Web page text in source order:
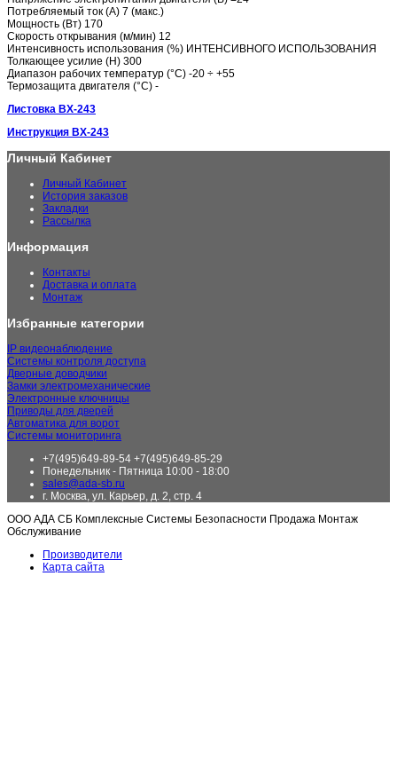
Потребляемый ток (А) 7 (макс.)
Мощность (Вт) 170
Скорость открывания (м/мин) 12
Интенсивность использования (%) ИНТЕНСИВНОГО ИСПОЛЬЗОВАНИЯ
Толкающее усилие (Н) 300
Диапазон рабочих температур (°C) -20 ÷ +55
Термозащита двигателя (°C) -
Листовка BX-243
Инструкция BX-243
Личный Кабинет
Личный Кабинет
История заказов
Закладки
Рассылка
Информация
Контакты
Доставка и оплата
Монтаж
Избранные категории
IP видеонаблюдение
Системы контроля доступа
Дверные доводчики
Замки электромеханические
Электронные ключницы
Приводы для дверей
Автоматика для ворот
Системы мониторинга
+7(495)649-89-54 +7(495)649-85-29
Понедельник - Пятница 10:00 - 18:00
sales@ada-sb.ru
г. Москва, ул. Карьер, д. 2, стр. 4
ООО АДА СБ Комплексные Системы Безопасности Продажа Монтаж
Обслуживание
Производители
Карта сайта